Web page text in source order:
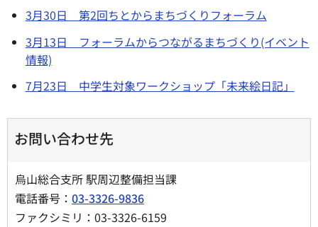
3月30日 第2回ちとからまちづくりフォーラム
3月13日 フォーラムからつながるまちづくり(イベント
情報)
7月23日 中学生対象ワークショップ「未来絵日記」
お問い合わせ先
烏山総合支所 駅周辺整備担当課
電話番号： 03-3326-9836
ファクシミリ：03-3326-6159